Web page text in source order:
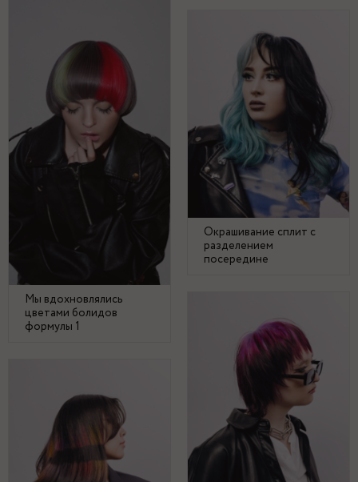
Мы вдохновлялись
цветами болидов
формулы 1
Окрашивание сплит с
разделением
посередине